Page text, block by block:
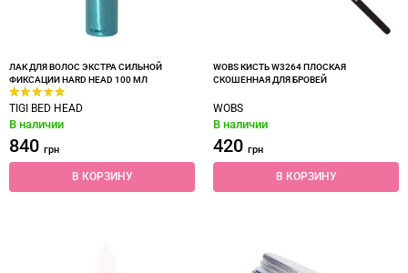
ЛАК ДЛЯ ВОЛОС ЭКСТРА СИЛЬНОЙ
ФИКСАЦИИ HARD HEAD 100 МЛ
TIGI BED HEAD
В наличии
840 грн
В КОРЗИНУ
WOBS КИСТЬ W3264 ПЛОСКАЯ
СКОШЕННАЯ ДЛЯ БРОВЕЙ
WOBS
В наличии
420 грн
В КОРЗИНУ